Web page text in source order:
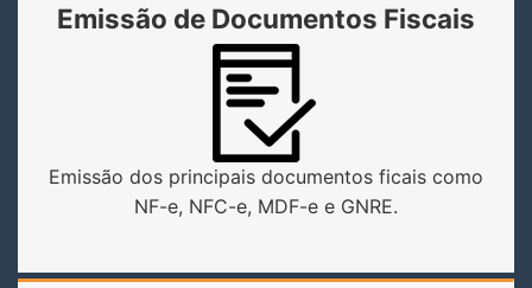
Emissão de Documentos Fiscais
Emissão dos principais documentos ficais como
NF-e, NFC-e, MDF-e e GNRE.